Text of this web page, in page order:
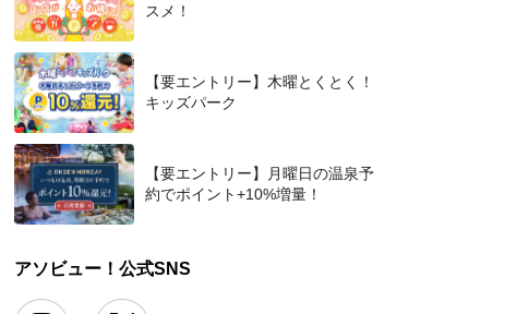
スメ！
【要エントリー】木曜とくとく！
キッズパーク
【要エントリー】月曜日の温泉予
約でポイント+10%増量！
アソビュー！公式SNS